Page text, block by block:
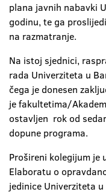
plana javnih nabavki
godinu, te ga
na razmatranje.
Na istoj sjednici,
rada Univerziteta u
čega je donesen
je fakultetima/
ostavljen rok od
dopune programa.
Prošireni kolegijum je
Elaboratu o
jedinice Univerziteta